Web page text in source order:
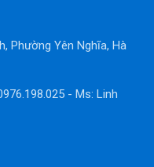
Phường Yên Nghĩa, Hà
- Ms: Linh